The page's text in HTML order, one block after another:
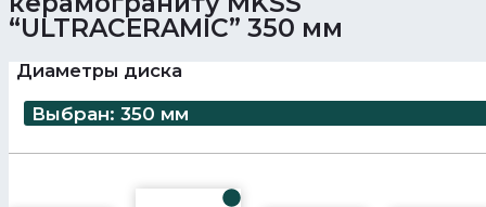
“ULTRACERAMIC” 350 мм
Диаметры диска
Выбран: 350 мм